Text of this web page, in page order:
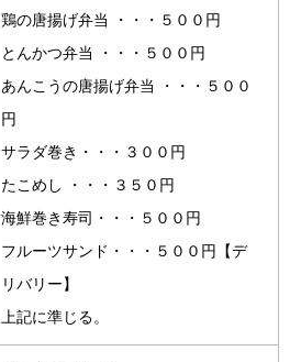
鶏の唐揚げ弁当 ・・・５００円
とんかつ弁当 ・・・５００円
あんこうの唐揚げ弁当 ・・・５００
円
サラダ巻き・・・３００円
たこめし ・・・３５０円
海鮮巻き寿司・・・５００円
フルーツサンド・・・５００円【デ
リバリー】
上記に準じる。